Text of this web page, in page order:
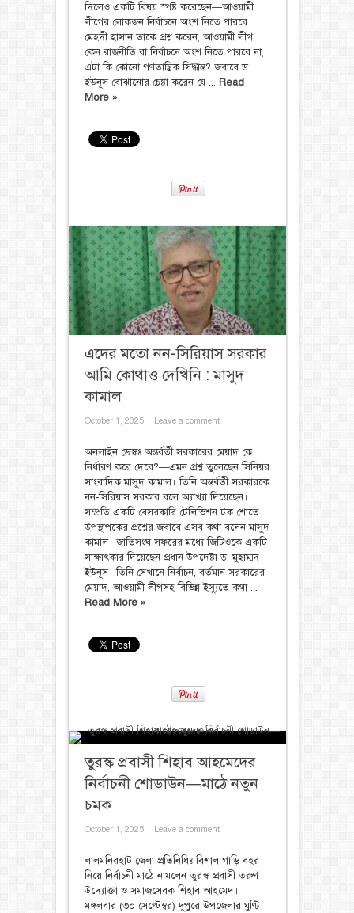
দিলেও একটি বিষয় স্পষ্ট করেছেন—আওয়ামী
লীগের লোকজন নির্বাচনে অংশ নিতে পারবে।
মেহদী হাসান তাকে প্রশ্ন করেন, আওয়ামী লীগ
কেন রাজনীতি বা নির্বাচনে অংশ নিতে পারবে না,
এটা কি কোনো গণতান্ত্রিক সিদ্ধান্ত? জবাবে ড.
ইউনূস বোঝানোর চেষ্টা করেন যে ... Read
More »
এদের মতো নন-সিরিয়াস সরকার
আমি কোথাও দেখিনি : মাসুদ
কামাল
October 1, 2025 Leave a comment
অনলাইন ডেস্কঃ অন্তর্বর্তী সরকারের মেয়াদ কে
নির্ধারণ করে দেবে?—এমন প্রশ্ন তুলেছেন সিনিয়র
সাংবাদিক মাসুদ কামাল। তিনি অন্তর্বর্তী সরকারকে
নন-সিরিয়াস সরকার বলে অ্যাখ্যা দিয়েছেন।
সম্প্রতি একটি বেসরকারি টেলিভিশন টক শোতে
উপস্থাপকের প্রশ্নের জবাবে এসব কথা বলেন মাসুদ
কামাল। জাতিসংঘ সফরের মধ্যে জিটিওকে একটি
সাক্ষাৎকার দিয়েছেন প্রধান উপদেষ্টা ড. মুহাম্মদ
ইউনূস। তিনি সেখানে নির্বাচন, বর্তমান সরকারের
মেয়াদ, আওয়ামী লীগসহ বিভিন্ন ইস্যুতে কথা ...
Read More »
তুরস্ক প্রবাসী শিহাব আহমেদের
নির্বাচনী শোডাউন—মাঠে নতুন
চমক
October 1, 2025 Leave a comment
লালমনিরহাট জেলা প্রতিনিধিঃ বিশাল গাড়ি বহর
নিয়ে নির্বাচনী মাঠে নামলেন তুরস্ক প্রবাসী তরুণ
উদ্যোক্তা ও সমাজসেবক শিহাব আহমেদ।
মঙ্গলবার (৩০ সেপ্টেম্বর) দুপুরে উপজেলার ঘুণ্টি